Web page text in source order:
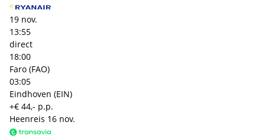
19 nov.
13:55
direct
18:00
Faro (FAO)
03:05
Eindhoven (EIN)
+€ 44,- p.p.
Heenreis 16 nov.